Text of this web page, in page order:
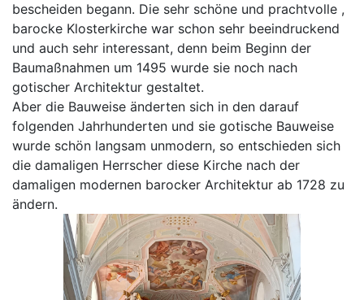
bescheiden begann. Die sehr schöne und prachtvolle ,
barocke Klosterkirche war schon sehr beeindruckend
und auch sehr interessant, denn beim Beginn der
Baumaßnahmen um 1495 wurde sie noch nach
gotischer Architektur gestaltet.
Aber die Bauweise änderten sich in den darauf
folgenden Jahrhunderten und sie gotische Bauweise
wurde schön langsam unmodern, so entschieden sich
die damaligen Herrscher diese Kirche nach der
damaligen modernen barocker Architektur ab 1728 zu
ändern.